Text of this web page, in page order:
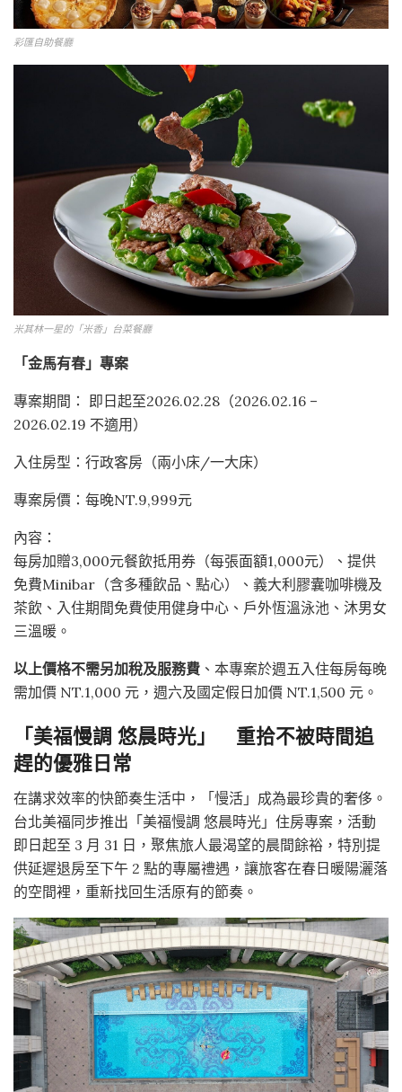
彩匯自助餐廳
米其林一星的「米香」台菜餐廳
「金馬有春」專案
專案期間： 即日起至2026.02.28（2026.02.16 –
2026.02.19 不適用）
入住房型：行政客房（兩小床/一大床）
專案房價：每晚NT.9,999元
內容：
每房加贈3,000元餐飲抵用券（每張面額1,000元）、提供
免費Minibar（含多種飲品、點心）、義大利膠囊咖啡機及
茶飲、入住期間免費使用健身中心、戶外恆溫泳池、沐男女
三溫暖。
以上價格不需另加稅及服務費 、本專案於週五入住每房每晚
需加價 NT.1,000 元，週六及國定假日加價 NT.1,500 元。
「美福慢調 悠晨時光」 重拾不被時間追
趕的優雅日常
在講求效率的快節奏生活中，「慢活」成為最珍貴的奢侈。
台北美福同步推出「美福慢調 悠晨時光」住房專案，活動
即日起至 3 月 31 日，聚焦旅人最渴望的晨間餘裕，特別提
供延遲退房至下午 2 點的專屬禮遇，讓旅客在春日暖陽灑落
的空間裡，重新找回生活原有的節奏。